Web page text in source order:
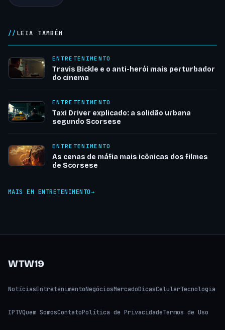
LEIA TAMBÉM
ENTRETENIMENTO
Travis Bickle e o anti-herói mais perturbador
do cinema
ENTRETENIMENTO
Taxi Driver explicado: a solidão urbana
segundo Scorsese
ENTRETENIMENTO
As cenas de máfia mais icônicas dos filmes
de Scorsese
MAIS EM ENTRETENIMENTO
WTW19
NotíciasEntretenimentoNegóciosMercadoDicasCelularTecnologia
IPTVQuem SomosContatoPolítica de PrivacidadeTermos de Uso